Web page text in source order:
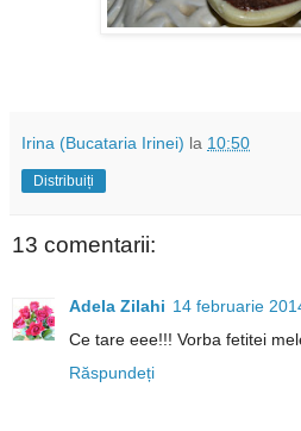
Irina (Bucataria Irinei) la 10:50
Distribuiți
13 comentarii:
Adela Zilahi 14 februarie
Ce tare eee!!! Vorba fetitei
Răspundeți